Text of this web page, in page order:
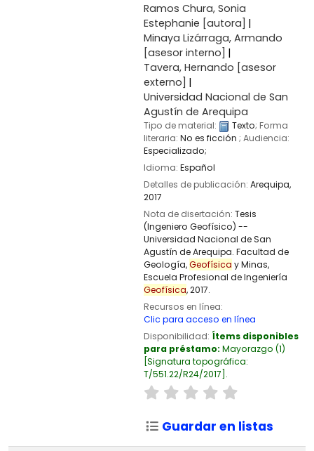
Ramos Chura, Sonia
Estephanie [autora]
Minaya Lizárraga, Armando
[asesor interno]
Tavera, Hernando [asesor
externo]
Universidad Nacional de San
Agustín de Arequipa
Tipo de material: Texto; Forma
literaria: No es ficción ; Audiencia:
Especializado;
Idioma: Español
Detalles de publicación: Arequipa,
2017
Nota de disertación: Tesis
(Ingeniero Geofísico) --
Universidad Nacional de San
Agustín de Arequipa. Facultad de
Geología,Geofísica y Minas,
Escuela Profesional de Ingeniería
Geofísica, 2017.
Recursos en línea:
Clic para acceso en línea
Disponibilidad: Ítems disponibles
para préstamo: Mayorazgo (1)
Signatura topográfica:
T/551.22/R24/2017 .
Guardar en listas